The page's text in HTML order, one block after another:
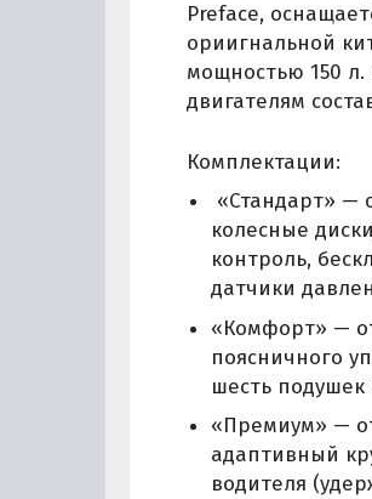
Preface,
ориигнальной
мощностью 150
двигателям
Комплектации:
«Стандарт» —
колесные
контроль,
датчики
«Комфорт» —
поясничного
шесть подушек
«Премиум» —
адаптивный
водителя